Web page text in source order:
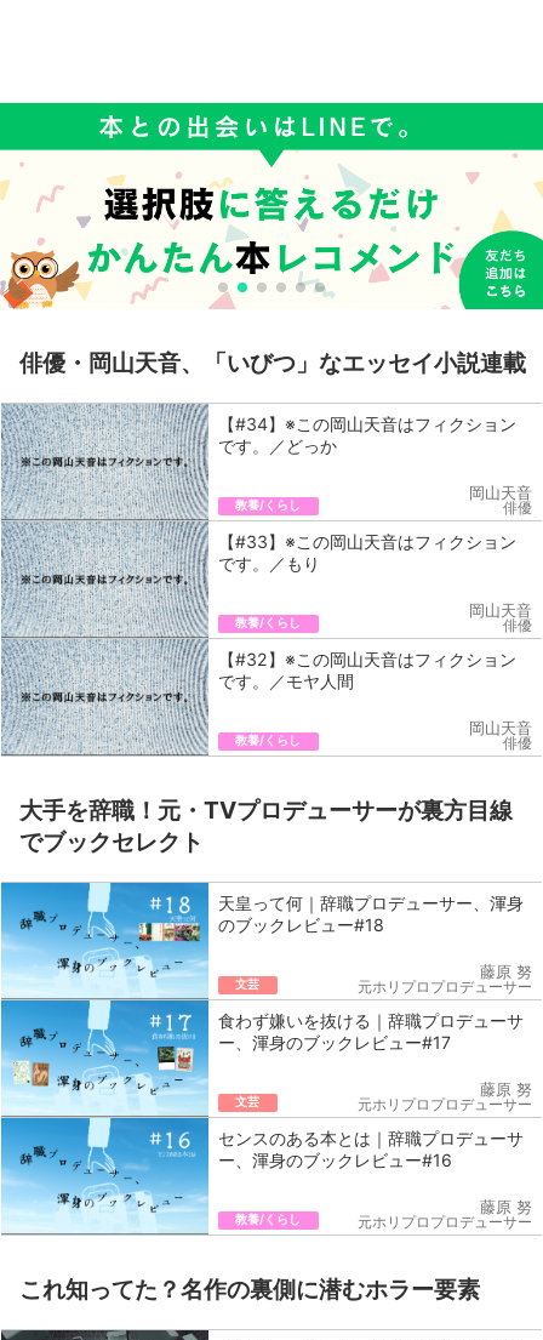
俳優・岡山天音、「いびつ」なエッセイ小説連載
【#34】※この岡山天音はフィクション
です。／どっか
教養/くらし
岡山天音
俳優
【#33】※この岡山天音はフィクション
です。／もり
教養/くらし
岡山天音
俳優
【#32】※この岡山天音はフィクション
です。／モヤ人間
教養/くらし
岡山天音
俳優
大手を辞職！元・TVプロデューサーが裏方目線
でブックセレクト
天皇って何｜辞職プロデューサー、渾身
のブックレビュー#18
文芸
藤原 努
元ホリプロプロデューサー
食わず嫌いを抜ける｜辞職プロデューサ
ー、渾身のブックレビュー#17
文芸
藤原 努
元ホリプロプロデューサー
センスのある本とは｜辞職プロデューサ
ー、渾身のブックレビュー#16
教養/くらし
藤原 努
元ホリプロプロデューサー
これ知ってた？名作の裏側に潜むホラー要素